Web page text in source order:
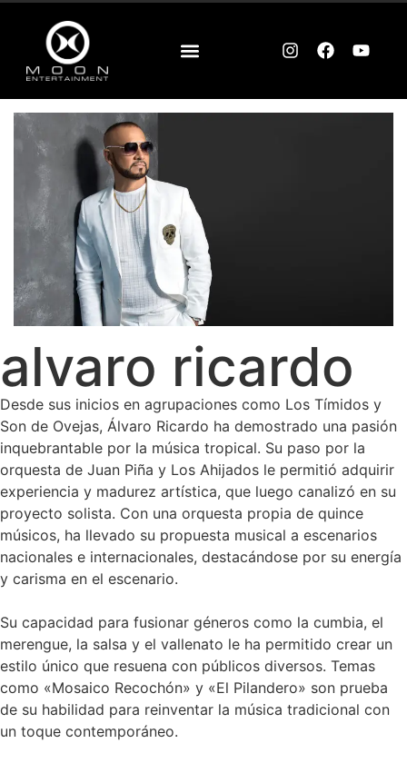
alvaro ricardo
Desde sus inicios en agrupaciones como Los Tímidos y
Son de Ovejas, Álvaro Ricardo ha demostrado una pasión
inquebrantable por la música tropical. Su paso por la
orquesta de Juan Piña y Los Ahijados le permitió adquirir
experiencia y madurez artística, que luego canalizó en su
proyecto solista. Con una orquesta propia de quince
músicos, ha llevado su propuesta musical a escenarios
nacionales e internacionales, destacándose por su energía
y carisma en el escenario.
Su capacidad para fusionar géneros como la cumbia, el
merengue, la salsa y el vallenato le ha permitido crear un
estilo único que resuena con públicos diversos. Temas
como «Mosaico Recochón» y «El Pilandero» son prueba
de su habilidad para reinventar la música tradicional con
un toque contemporáneo.